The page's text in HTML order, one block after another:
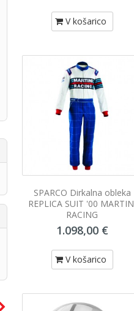
V košarico
SPARCO Dirkalna obleka
REPLICA SUIT '00
RACING
1.098,00 €
V košarico